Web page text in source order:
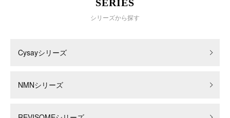
SERIES
シリーズから探す
Cysayシリーズ
NMNシリーズ